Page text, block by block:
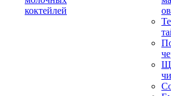
коктейлей